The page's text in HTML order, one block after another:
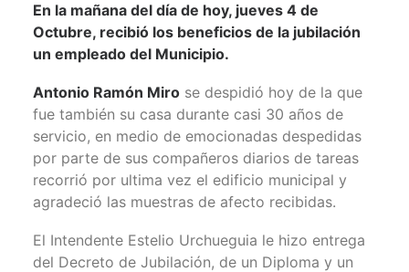
En la mañana del día de hoy, jueves 4 de
Octubre, recibió los beneficios de la jubilación
un empleado del Municipio.
Antonio Ramón Miro se despidió hoy de la que
fue también su casa durante casi 30 años de
servicio, en medio de emocionadas despedidas
por parte de sus compañeros diarios de tareas
recorrió por ultima vez el edificio municipal y
agradeció las muestras de afecto recibidas.
El Intendente Estelio Urchueguia le hizo entrega
del Decreto de Jubilación, de un Diploma y un